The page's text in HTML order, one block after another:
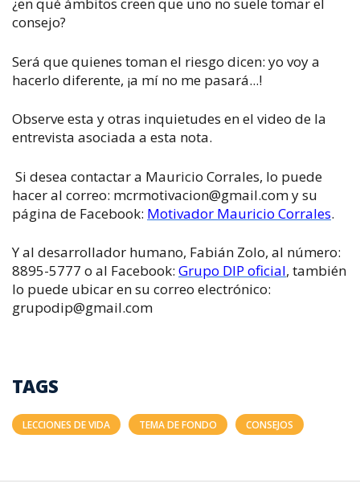
consejo?
Será que quienes toman el riesgo dicen: yo voy a
hacerlo diferente, ¡a mí no me pasará...!
Observe esta y otras inquietudes en el video de la
entrevista asociada a esta nota.
Si desea contactar a Mauricio Corrales, lo puede
hacer al correo: mcrmotivacion@gmail.com y su
página de Facebook: Motivador Mauricio Corrales.
Y al desarrollador humano, Fabián Zolo, al número:
8895-5777 o al Facebook: Grupo DIP oficial, también
lo puede ubicar en su correo electrónico:
grupodip@gmail.com
TAGS
LECCIONES DE VIDA TEMA DE FONDO CONSEJOS